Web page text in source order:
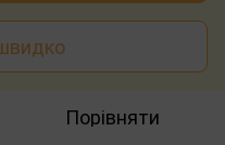
Порівняти